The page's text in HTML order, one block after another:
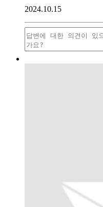
2024.10.15